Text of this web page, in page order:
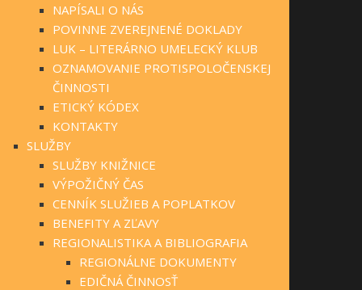
NAPÍSALI O NÁS
POVINNE ZVEREJNENÉ DOKLADY
LUK – LITERÁRNO UMELECKÝ KLUB
OZNAMOVANIE PROTISPOLOČENSKEJ
ČINNOSTI
ETICKÝ KÓDEX
KONTAKTY
SLUŽBY
SLUŽBY KNIŽNICE
VÝPOŽIČNÝ ČAS
CENNÍK SLUŽIEB A POPLATKOV
BENEFITY A ZĽAVY
REGIONALISTIKA A BIBLIOGRAFIA
REGIONÁLNE DOKUMENTY
EDIČNÁ ČINNOSŤ